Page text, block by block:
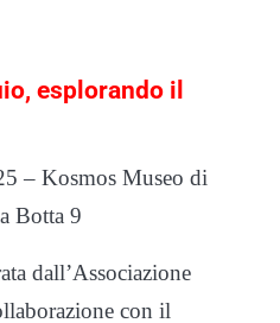
esplorando il
– Kosmos Museo di
Botta 9
dall’Associazione
con il